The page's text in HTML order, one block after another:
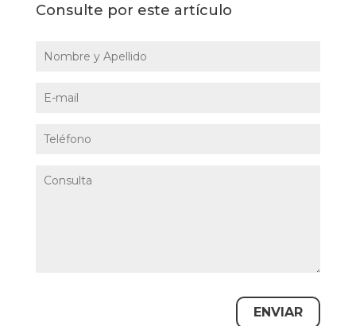
Consulte por este artículo